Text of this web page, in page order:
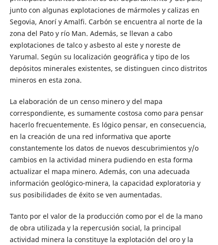
junto con algunas explotaciones de mármoles y calizas en
Segovia, Anorí y Amalfi. Carbón se encuentra al norte de la
zona del Pato y río Man. Además, se llevan a cabo
explotaciones de talco y asbesto al este y noreste de
Yarumal. Según su localización geográfica y tipo de los
depósitos minerales existentes, se distinguen cinco distritos
mineros en esta zona.
La elaboración de un censo minero y del mapa
correspondiente, es sumamente costosa como para pensar
hacerlo frecuentemente. Es lógico pensar, en consecuencia,
en la creación de una red informativa que aporte
constantemente los datos de nuevos descubrimientos y/o
cambios en la actividad minera pudiendo en esta forma
actualizar el mapa minero. Además, con una adecuada
información geológico-minera, la capacidad exploratoria y
sus posibilidades de éxito se ven aumentadas.
Tanto por el valor de la producción como por el de la mano
de obra utilizada y la repercusión social, la principal
actividad minera la constituye la explotación del oro y la